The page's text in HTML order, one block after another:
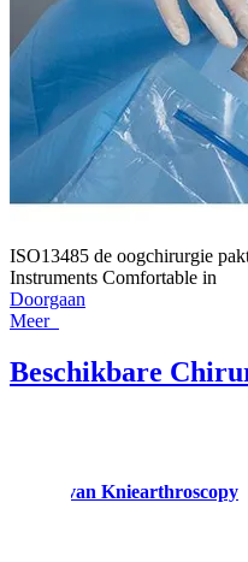
ISO13485 de oogchirurgie
Instruments Comfortable in
Doorgaan
Meer
Beschikbare
van Kniearthroscopy